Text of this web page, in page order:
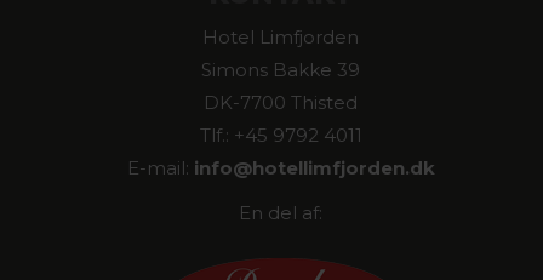
Hotel Limfjorden
Simons Bakke 39
DK-7700 Thisted
Tlf.: +45 9792 4011
E-mail: info@hotellimfjorden.dk
En del af: